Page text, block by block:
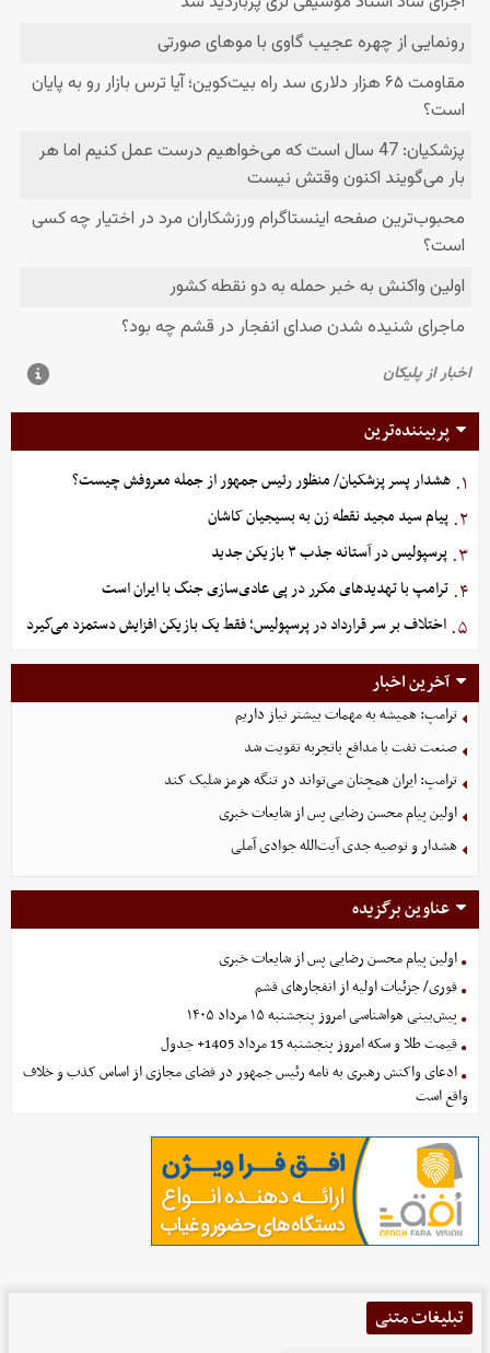
پربیننده‌ترین
۱. هشدار پسر پزشکیان/ منظور رئیس جمهور از جمله معروفش چیست؟
۲. پیام سید مجید نقطه زن به بسیجیان کاشان
۳. پرسپولیس در آستانه جذب ۳ بازیکن جدید
۴. ترامپ با تهدیدهای مکرر در پی عادی‌سازی جنگ با ایران است
۵. اختلاف بر سر قرارداد در پرسپولیس؛ فقط یک بازیکن افزایش دستمزد می‌گیرد
آخرین اخبار
ترامپ: همیشه به مهمات بیشتر نیاز داریم
صنعت نفت با مدافع باتجربه تقویت شد
ترامپ: ایران همچنان می‌تواند در تنگه هرمز شلیک کند
اولین پیام محسن رضایی پس از شایعات خبری
هشدار و توصیه جدی آیت‌الله جوادی آملی
عناوین برگزیده
اولین پیام محسن رضایی پس از شایعات خبری
فوری/ جزئیات اولیه از انفجارهای قشم
پیش‌بینی هواشناسی امروز پنجشنبه ۱۵ مرداد ۱۴۰۵
قیمت طلا و سکه امروز پنجشنبه 15 مرداد 1405+ جدول
ادعای واکنش رهبری به نامه رئیس جمهور در فضای مجازی از اساس کذب و خلاف
واقع است
تبلیغات متنی